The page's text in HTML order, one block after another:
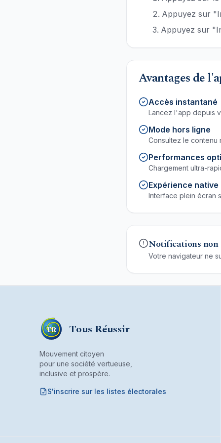
Appuyez sur
Appuyez sur
Avantages de
Accès instantané
Lancez l'app depuis
Mode hors ligne
Consultez le contenu
Performances
Chargement ultra-
Expérience native
Interface plein écran
Notifications non
Votre navigateur ne
TR Tous Réussir
Mouvement citoyen
pour une société vertueuse,
inclusive et prospère.
S'inscrire sur les listes électorales